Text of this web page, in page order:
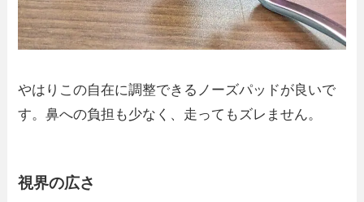
やはりこの自在に調整できるノーズパッドが良いで
す。鼻への負担も少なく、走ってもズレません。
視界の広さ